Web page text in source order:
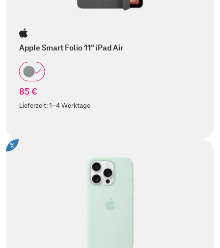
Apple Smart Folio 11" iPad Air
85 €
Lieferzeit:1-4 Werktage
%